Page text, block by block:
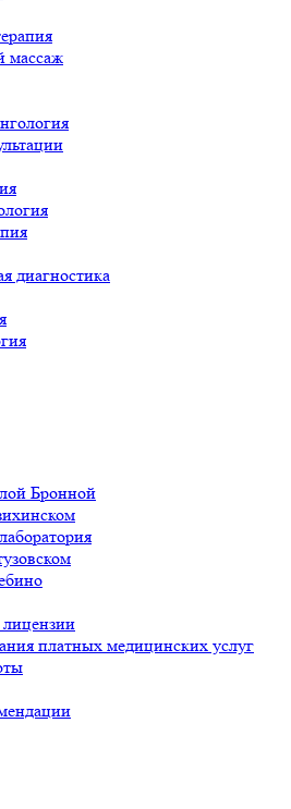
массаж
диагностика
Бронной
платных медицинских услуг